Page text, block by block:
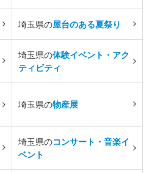
埼玉県の屋台のある夏祭り
埼玉県の体験イベント・アク
ティビティ
埼玉県の物産展
埼玉県のコンサート・音楽イ
ベント